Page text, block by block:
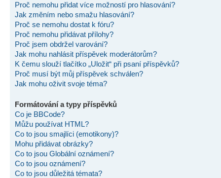
Proč nemohu přidat více možností pro hlasování?
Jak změním nebo smažu hlasování?
Proč se nemohu dostat k fóru?
Proč nemohu přidávat přílohy?
Proč jsem obdržel varování?
Jak mohu nahlásit příspěvek moderátorům?
K čemu slouží tlačítko „Uložit“ při psaní příspěvků?
Proč musí být můj příspěvek schválen?
Jak mohu oživit svoje téma?
Formátování a typy příspěvků
Co je BBCode?
Můžu používat HTML?
Co to jsou smajlíci (emotikony)?
Mohu přidávat obrázky?
Co to jsou Globální oznámení?
Co to jsou oznámení?
Co to jsou důležitá témata?